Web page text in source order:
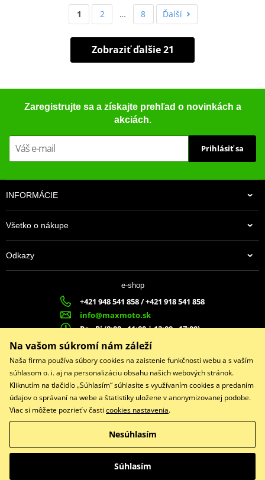
1 2 … 8 Ďalší
Zobraziť ďalšie 21
Zaregistrujte sa a získajte prehľad o novinkách a
akciách.
Prihlásiť sa
INFORMÁCIE
Všetko o nákupe
Odkazy
e-shop
+421 948 541 858 / +421 918 541 858
info@maxmoto.sk
Po - Pi (8:00 - 11:00 | 12:00 - 17:00)
MAX
MOTO s.r.o.
Slovenských dobrovoľníkov 1439
022 01 Čadca
Facebook
Copyright © 2026 www.maxmotoshop.sk
Všetky práva vyhradené
Prepnúť na klasickú verziu
Na vašom súkromí nám záleží
Naša firma používa súbory cookies na zaistenie funkčnosti webu a s vaším
súhlasom o. i. aj na personalizáciu obsahu našich webových stránok.
Kliknutím na tlačidlo „Súhlasím“ súhlasíte s využívaním cookies a predaním
údajov o správaní na webe a štatistiky uložene v anonymizovanej podobe.
Viac si môžete pozrieť v časti cookies nastavenia.
Nesúhlasím
Súhlasím